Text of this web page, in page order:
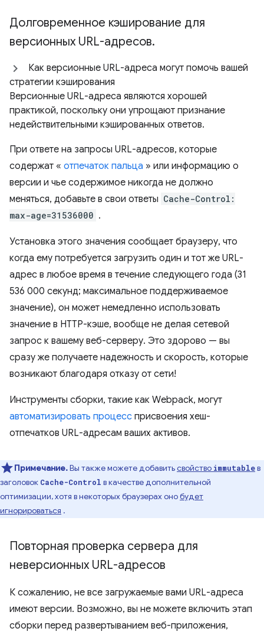
Долговременное кэширование для
версионных URL-адресов.
Как версионные URL-адреса могут помочь вашей
стратегии кэширования
Версионные URL-адреса являются хорошей
практикой, поскольку они упрощают признание
недействительными кэшированных ответов.
При ответе на запросы URL-адресов, которые
содержат « отпечаток пальца » или информацию о
версии и чье содержимое никогда не должно
меняться, добавьте в свои ответы Cache-Control:
max-age=31536000 .
Установка этого значения сообщает браузеру, что
когда ему потребуется загрузить один и тот же URL-
адрес в любое время в течение следующего года (31
536 000 секунд; максимальное поддерживаемое
значение), он может немедленно использовать
значение в HTTP-кэше, вообще не делая сетевой
запрос к вашему веб-серверу. Это здорово — вы
сразу же получаете надежность и скорость, которые
возникают благодаря отказу от сети!
Инструменты сборки, такие как Webpack, могут
автоматизировать процесс присвоения хеш-
отпечатков URL-адресам ваших активов.
Примечание.Вы также можете добавитьсвойство immutableв
заголовок Cache-Control в качестве дополнительной
оптимизации, хотя в некоторых браузерах онобудет
игнорироваться .
Повторная проверка сервера для
неверсионных URL-адресов
К сожалению, не все загружаемые вами URL-адреса
имеют версии. Возможно, вы не можете включить этап
сборки перед развертыванием веб-приложения,